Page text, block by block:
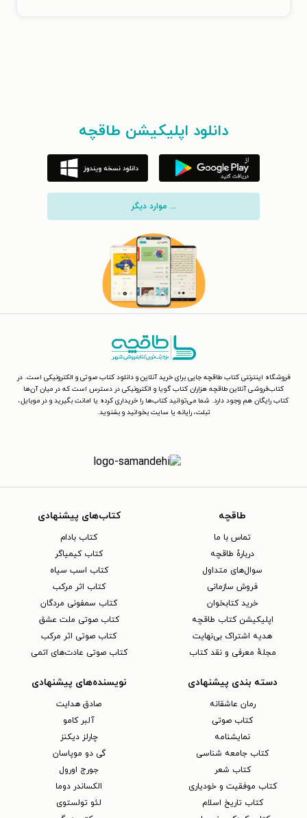
دانلود اپلیکیشن طاقچه
... موارد دیگر
فروشگاه اینترنتی کتاب طاقچه جایی برای خرید آنلاین و دانلود کتاب صوتی و الکترونیکی است. در
کتاب‌فروشی آنلاین طاقچه هزاران کتاب گویا و الکترونیکی در دسترس است که در میان آن‌ها
کتاب رایگان هم وجود دارد. شما می‌توانید کتاب‌ها را خریداری کرده یا امانت بگیرید و در موبایل،
تبلت، رایانه یا سایت بخوانید و بشنوید.
طاقچه
تماس با ما
دربارهٔ طاقچه
سوال‌های متداول
فروش سازمانی
خرید کتابخوان
اپلیکیشن کتاب طاقچه
هدیه اشتراک بی‌نهایت
مجلهٔ معرفی و نقد کتاب
کتاب‌های پیشنهادی
کتاب بادام
کتاب کیمیاگر
کتاب اسب سیاه
کتاب اثر مرکب
کتاب سمفونی مردگان
کتاب صوتی ملت عشق
کتاب صوتی اثر مرکب
کتاب صوتی عادت‌های اتمی
دسته بندی پیشنهادی
رمان عاشقانه
کتاب‌ صوتی
نمایشنامه
کتاب جامعه شناسی
کتاب شعر
کتاب موفقیت و خودیاری
کتاب تاریخ اسلام
نویسنده‌های پیشنهادی
صادق هدایت
آلبر کامو
چارلز دیکنز
گی دو موپاسان
جورج اورول
الکساندر دوما
لئو تولستوی